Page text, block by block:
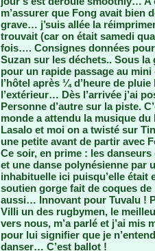
m’assurer que Fong avait
grave… j’suis allée la
trouvait (car on était samedi
fois…. Consignes données
Suzan sur les déchets.. Sous la
pour un rapide passage au
l’hôtel après ¼ d’heure de
l’extérieur… Dès l’arrivée j’ai
Personne d’autre sur la piste.
monde a attendu la musique
Lasalo et moi on a twisté sur
une petite avant de partir avec
Ce soir, en prime : les
et une danse polynésienne par
inhabituelle ici puisqu’elle
soutien gorge fait de coques
aussi… Innovant pour Tuvalu !
Villi un des rugbymen, le
vers nous, m’a parlé et j’ai mis
pour lui signifier que je
danser… C’est ballot !